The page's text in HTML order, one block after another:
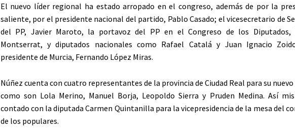
El nuevo líder regional ha estado arropado en el congreso, además de por la
saliente, por el presidente nacional del partido, Pablo Casado; el vicesecretario de
del PP, Javier Maroto, la portavoz del PP en el Congreso de los Diputados,
Montserrat, y diputados nacionales como Rafael Catalá y Juan Ignacio
presidente de Murcia, Fernando López Miras.
Núñez cuenta con cuatro representantes de la provincia de Ciudad Real para su
como son Lola Merino, Manuel Borja, Leopoldo Sierra y Pruden Medina. Así
contado con la diputada Carmen Quintanilla para la vicepresidencia de la mesa del
de los populares.